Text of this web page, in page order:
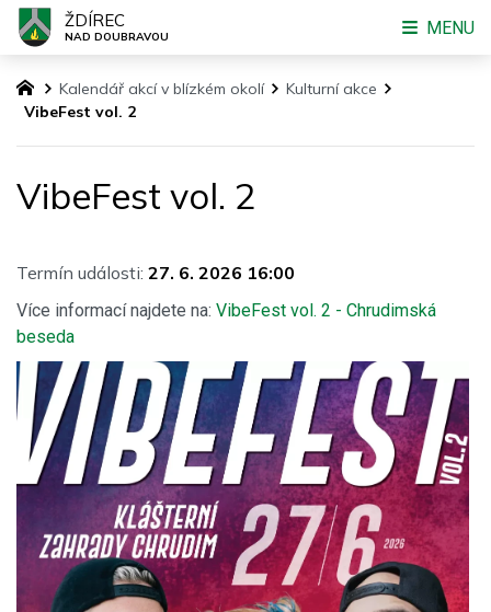
Kalendář akcí v blízkém okolí
Kulturní akce
VibeFest vol. 2
VibeFest vol. 2
Termín události: 27. 6. 2026 16:00
Více informací najdete na: VibeFest vol. 2 - Chrudimská
beseda
ŽDÍREC
NAD DOUBRAVOU MENU